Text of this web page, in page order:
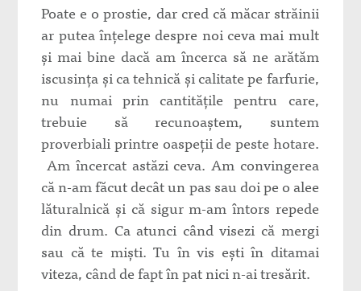
Poate e o prostie, dar cred că măcar străinii
ar putea înțelege despre noi ceva mai mult
și mai bine dacă am încerca să ne arătăm
iscusința și ca tehnică și calitate pe farfurie,
nu numai prin cantitățile pentru care,
trebuie să recunoaștem, suntem
proverbiali printre oaspeții de peste hotare.
Am încercat astăzi ceva. Am convingerea
că n-am făcut decât un pas sau doi pe o alee
lăturalnică și că sigur m-am întors repede
din drum. Ca atunci când visezi că mergi
sau că te miști. Tu în vis ești în ditamai
viteza, când de fapt în pat nici n-ai tresărit.